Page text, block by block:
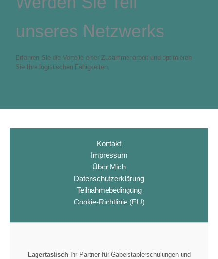
unseres Netzwerks
Erfahren Sie die Vorteile einer Zusammenarbeit und optimieren
Sie Ihre logistischen Fähigkeiten.
Kontakt
Impressum
Über Mich
Datenschutzerklärung
Teilnahmebedingung
Cookie-Richtlinie (EU)
LagertastischIhr Partner für Gabelstaplerschulungen und